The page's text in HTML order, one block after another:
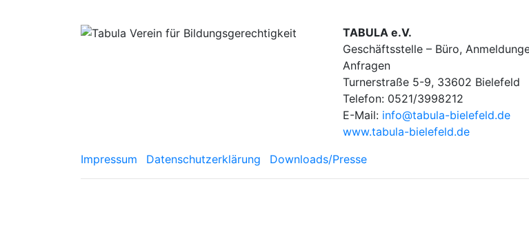
TABULA e.V.
Geschäftsstelle – Büro,
Anfragen
Turnerstraße 5-9, 33602 Bielefeld
Telefon: 0521/3998212
E-Mail: info@tabula-bielefeld.de
www.tabula-bielefeld.de
Impressum Datenschutzerklärung Downloads/Presse